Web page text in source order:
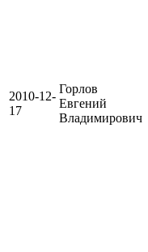
2010-12-
17
Горлов
Евгений
Владимирович